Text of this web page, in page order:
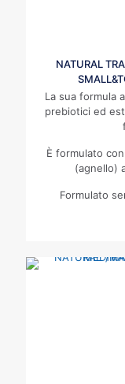
NATURAL
La sua formula
prebiotici ed
È formulato
(agnello)
Formulato